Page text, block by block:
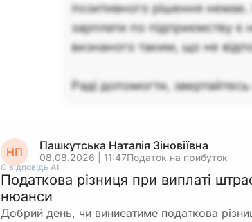
позитивного рішення
зарплати по підприємству
визнаного таким, що не
Раді допомогти,
НП Пашкутська Наталія Зіновіївна
08.08.2026 | 11:47Податок на прибуток
Є відповідь АІ
Податкова різниця при виплаті
нюанси
Добрий день, чи виниеатиме податкова